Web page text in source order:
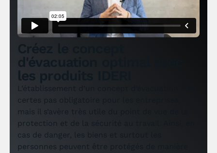
d'évacuation optimal avec
les produits IDERI
L’établissement d’un concept d’évacuation n’est
certes pas obligatoire pour les entreprises,
mais il s’avère très utile du point de vue de la
protection et de la sécurité au travail. Ainsi, en
cas de danger, les biens et surtout les
personnes peuvent être protégés de manière